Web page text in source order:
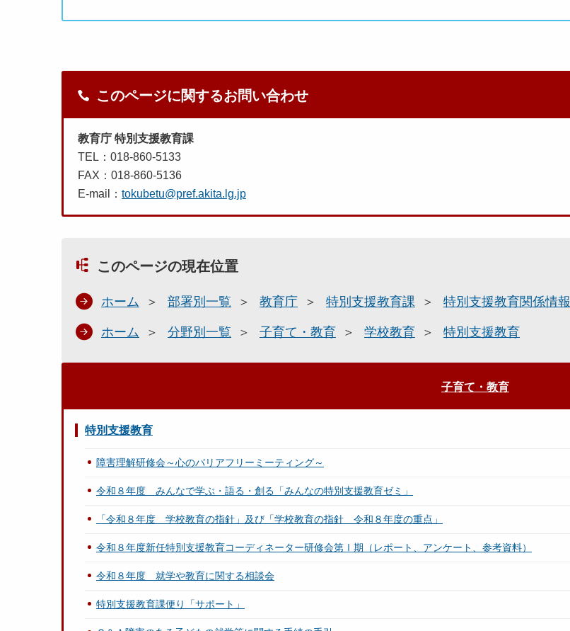
このページに関するお問い合わせ
教育庁 特別支援教育課
TEL：018-860-5133
FAX：018-860-5136
E-mail： tokubetu@pref.akita.lg.jp
このページの現在位置
ホーム 部署別一覧 教育庁 特別支援教育課 特別支援教育関係情報
ホーム 分野別一覧 子育て・教育 学校教育 特別支援教育
子育て・教育
特別支援教育
障害理解研修会～心のバリアフリーミーティング～
令和８年度 みんなで学ぶ・語る・創る「みんなの特別支援教育ゼミ」
「令和８年度 学校教育の指針」及び「学校教育の指針 令和８年度の重点」
令和８年度新任特別支援教育コーディネーター研修会第Ⅰ期（レポート、アンケート、参考資料）
令和８年度 就学や教育に関する相談会
特別支援教育課便り「サポート」